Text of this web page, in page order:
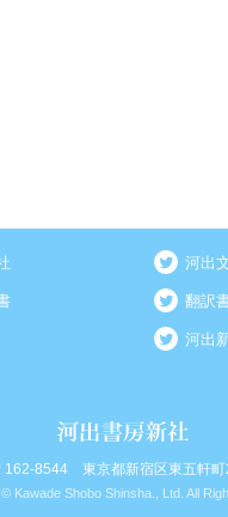
河出
翻訳
河出
162-8544 東京都新宿区東五軒町
Kawade Shobo Shinsha., Ltd. All